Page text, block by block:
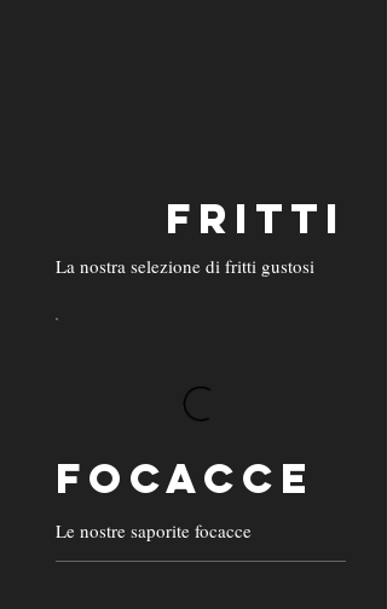
FRITTI
La nostra selezione di fritti gustosi
FOCACCE
Le nostre saporite focacce